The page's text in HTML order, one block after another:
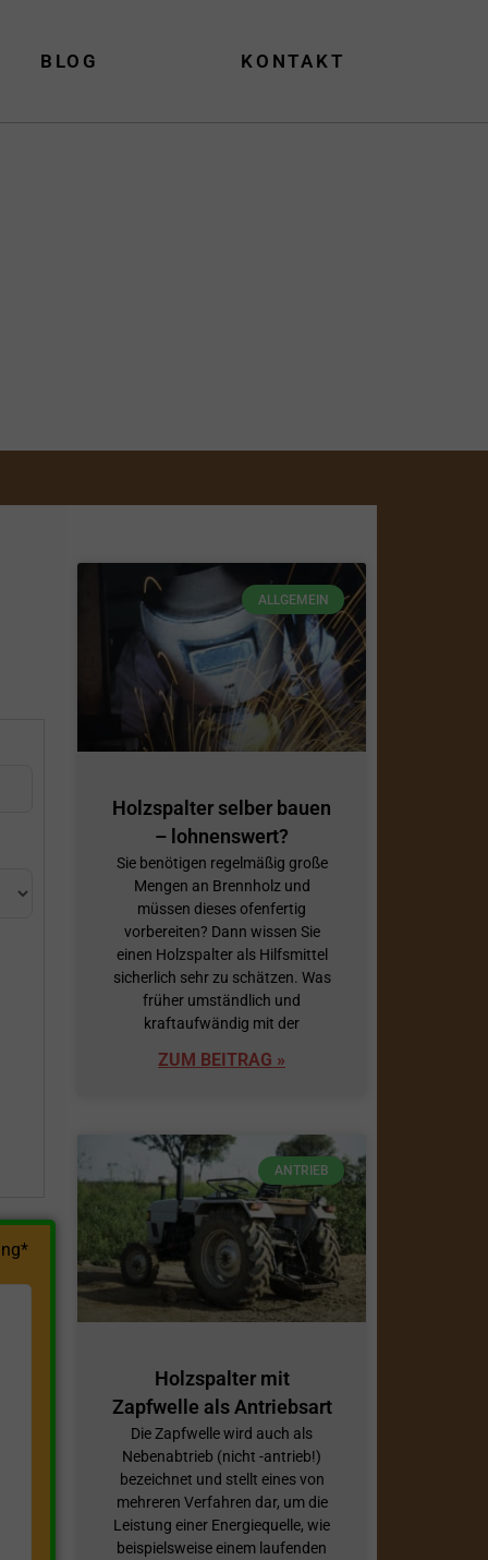
BLOG KONTAKT
ALLGEMEIN
Holzspalter selber bauen
– lohnenswert?
Sie benötigen regelmäßig große
Mengen an Brennholz und
müssen dieses ofenfertig
vorbereiten? Dann wissen Sie
einen Holzspalter als Hilfsmittel
sicherlich sehr zu schätzen. Was
früher umständlich und
kraftaufwändig mit der
ZUM BEITRAG »
ANTRIEB
Holzspalter mit
Zapfwelle als Antriebsart
Die Zapfwelle wird auch als
Nebenabtrieb (nicht -antrieb!)
bezeichnet und stellt eines von
mehreren Verfahren dar, um die
Leistung einer Energiequelle, wie
beispielsweise einem laufenden